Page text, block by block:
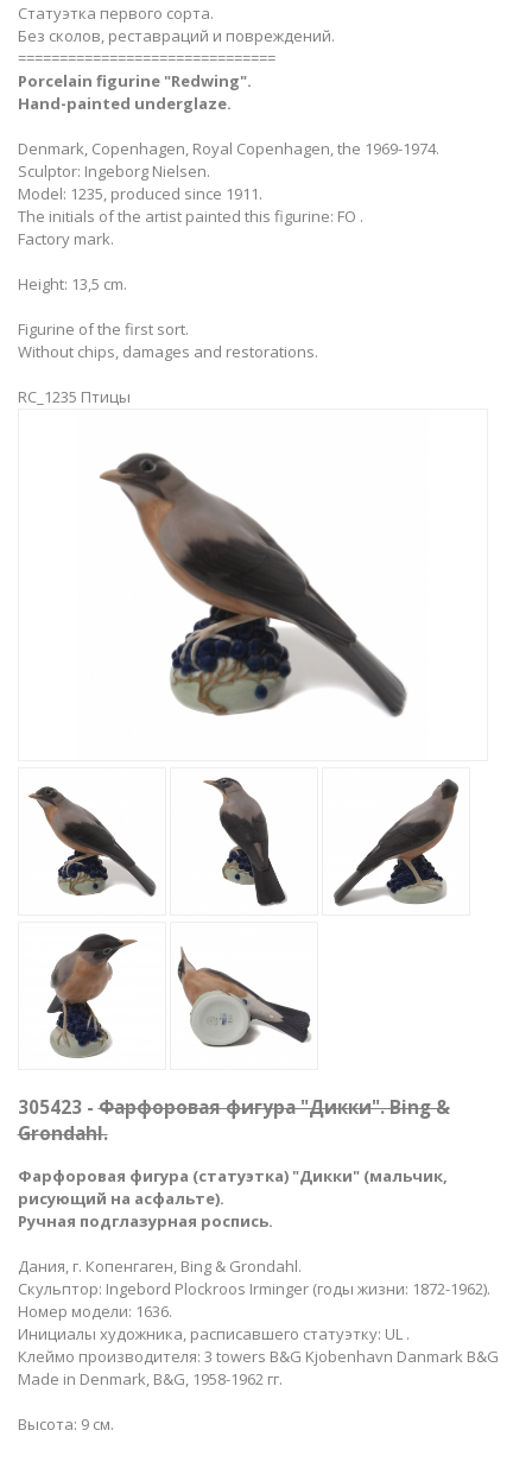
Статуэтка первого сорта.
Без сколов, реставраций и повреждений.
===============================
Porcelain figurine "Redwing".
Hand-painted underglaze.
Denmark, Copenhagen, Royal Copenhagen, the 1969-1974.
Sculptor: Ingeborg Nielsen.
Model: 1235, produced since 1911.
The initials of the artist painted this figurine: FO .
Factory mark.
Height: 13,5 cm.
Figurine of the first sort.
Without chips, damages and restorations.
RC_1235 Птицы
305423 -Фарфоровая фигура "Дикки". Bing &
Grondahl.
Фарфоровая фигура (статуэтка) "Дикки" (мальчик,
рисующий на асфальте)​.
Ручная подглазурная роспись.
Дания, г. Копенгаген, Bing & Grondahl.
Скульптор: Ingebord Plockroos Irminger (годы жизни: 1872-1962).
Номер модели: 1636.
Инициалы художника, расписавшего статуэтку: UL .
Клеймо производителя: 3 towers B&G Kjobenhavn Danmark B&G
Made in Denmark, B&G, 1958-1962 гг.
Высота: 9 см.